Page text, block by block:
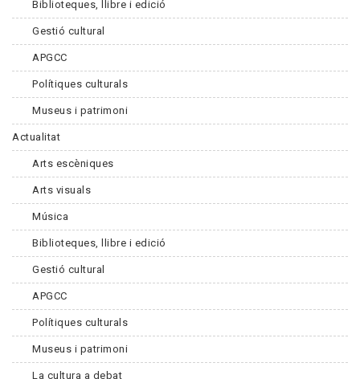
Biblioteques, llibre i edició
Gestió cultural
APGCC
Polítiques culturals
Museus i patrimoni
Actualitat
Arts escèniques
Arts visuals
Música
Biblioteques, llibre i edició
Gestió cultural
APGCC
Polítiques culturals
Museus i patrimoni
La cultura a debat